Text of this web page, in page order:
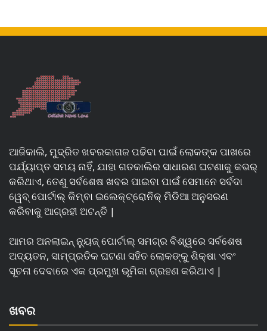
ଆଜିକାଲି, ମୁଦ୍ରିତ ଖବରକାଗଜ ପଢିବା ପାଇଁ ଲୋକଙ୍କ ପାଖରେ
ପର୍ଯ୍ୟାପ୍ତ ସମୟ ନାହିଁ, ଯାହା ଗତକାଲିର ସାଧାରଣ ଘଟଣାକୁ କଭର୍
କରିଥାଏ, ତେଣୁ ସର୍ବଶେଷ ଖବର ପାଇବା ପାଇଁ ସେମାନେ ସର୍ବଦା
ୱେବ୍ ପୋର୍ଟାଲ୍ କିମ୍ବା ଇଲେକ୍ଟ୍ରୋନିକ୍ ମିଡିଆ ଅନୁସରଣ
କରିବାକୁ ଆଗ୍ରହୀ ଅଟନ୍ତି |
ଆମର ଅନଲାଇନ୍ ନ୍ୟୁଜ୍ ପୋର୍ଟାଲ୍ ସମଗ୍ର ବିଶ୍ୱରେ ସର୍ବଶେଷ
ଅଦ୍ୟତନ, ସାମ୍ପ୍ରତିକ ଘଟଣା ସହିତ ଲୋକଙ୍କୁ ଶିକ୍ଷା ଏବଂ
ସୂଚନା ଦେବାରେ ଏକ ପ୍ରମୁଖ ଭୂମିକା ଗ୍ରହଣ କରିଥାଏ |
ଖବର